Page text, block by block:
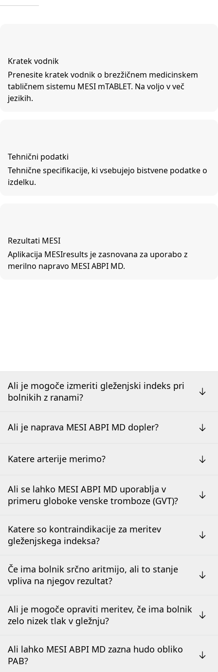
Kratek vodnik
Prenesite kratek vodnik o brezžičnem medicinskem
tabličnem sistemu MESI mTABLET. Na voljo v več
jezikih.
Tehnični podatki
Tehnične specifikacije, ki vsebujejo bistvene podatke o
izdelku.
Rezultati MESI
Aplikacija MESIresults je zasnovana za uporabo z
merilno napravo MESI ABPI MD.
Ali je mogoče izmeriti gleženjski indeks pri
bolnikih z ranami?
Ali je naprava MESI ABPI MD dopler?
Katere arterije merimo?
Ali se lahko MESI ABPI MD uporablja v
primeru globoke venske tromboze (GVT)?
Katere so kontraindikacije za meritev
gleženjskega indeksa?
Če ima bolnik srčno aritmijo, ali to stanje
vpliva na njegov rezultat?
Ali je mogoče opraviti meritev, če ima bolnik
zelo nizek tlak v gležnju?
Ali lahko MESI ABPI MD zazna hudo obliko
PAB?